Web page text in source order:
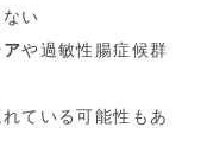
い
アや過敏性腸症候群
ている可能性もあ